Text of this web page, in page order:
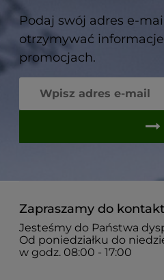
Podaj swój adres e-
otrzymywać
promocjach.
Zapraszamy do
Jesteśmy do Państwa
Od poniedziałku do
w godz. 08:00 - 17:00